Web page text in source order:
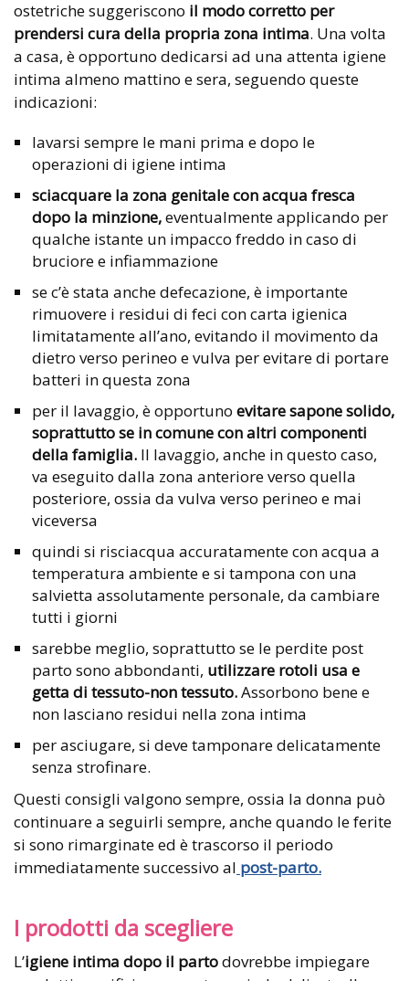
ostetriche suggeriscono il modo corretto per
prendersi cura della propria zona intima. Una volta
a casa, è opportuno dedicarsi ad una attenta igiene
intima almeno mattino e sera, seguendo queste
indicazioni:
lavarsi sempre le mani prima e dopo le
operazioni di igiene intima
sciacquare la zona genitale con acqua fresca
dopo la minzione,eventualmente applicando per
qualche istante un impacco freddo in caso di
bruciore e infiammazione
se c’è stata anche defecazione, è importante
rimuovere i residui di feci con carta igienica
limitatamente all’ano, evitando il movimento da
dietro verso perineo e vulva per evitare di portare
batteri in questa zona
per il lavaggio, è opportuno evitare sapone solido,
soprattutto se in comune con altri componenti
della famiglia. Il lavaggio, anche in questo caso,
va eseguito dalla zona anteriore verso quella
posteriore, ossia da vulva verso perineo e mai
viceversa
quindi si risciacqua accuratamente con acqua a
temperatura ambiente e si tampona con una
salvietta assolutamente personale, da cambiare
tutti i giorni
sarebbe meglio, soprattutto se le perdite post
parto sono abbondanti, utilizzare rotoli usa e
getta di tessuto-non tessuto.Assorbono bene e
non lasciano residui nella zona intima
per asciugare, si deve tamponare delicatamente
senza strofinare.
Questi consigli valgono sempre, ossia la donna può
continuare a seguirli sempre, anche quando le ferite
si sono rimarginate ed è trascorso il periodo
immediatamente successivo al post-parto.
I prodotti da scegliere
L’igiene intima dopo il partodovrebbe impiegare